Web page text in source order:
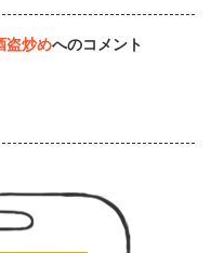
盗炒めへのコメント